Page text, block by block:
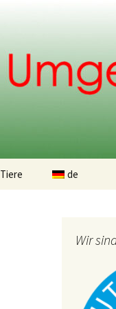
Tiere de
Wir